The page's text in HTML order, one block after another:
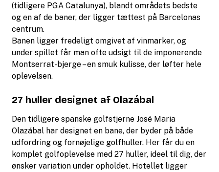
(tidligere PGA Catalunya), blandt områdets bedste
og en af de baner, der ligger tættest på Barcelonas
centrum.
Banen ligger fredeligt omgivet af vinmarker, og
under spillet får man ofte udsigt til de imponerende
Montserrat-bjerge – en smuk kulisse, der løfter hele
oplevelsen.
27 huller designet af Olazábal
Den tidligere spanske golfstjerne José Maria
Olazábal har designet en bane, der byder på både
udfordring og fornøjelige golfhuller. Her får du en
komplet golfoplevelse med 27 huller, ideel til dig, der
ønsker variation under opholdet. Hotellet ligger